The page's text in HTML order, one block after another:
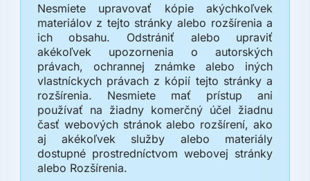
Nesmiete upravovať kópie akýchkoľvek
materiálov z tejto stránky alebo rozšírenia a
ich obsahu. Odstrániť alebo upraviť
akékoľvek upozornenia o autorských
právach, ochrannej známke alebo iných
vlastníckych právach z kópií tejto stránky a
rozšírenia. Nesmiete mať prístup ani
používať na žiadny komerčný účel žiadnu
časť webových stránok alebo rozšírení, ako
aj akékoľvek služby alebo materiály
dostupné prostredníctvom webovej stránky
alebo Rozšírenia.